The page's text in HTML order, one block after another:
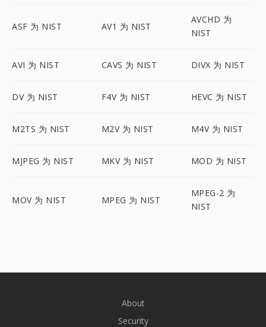
ASF 为 NIST AV1 为 NIST
AVCHD 为
NIST
AVI 为 NIST CAVS 为 NIST DIVX 为 NIST
DV 为 NIST F4V 为 NIST HEVC 为 NIST
M2TS 为 NIST M2V 为 NIST M4V 为 NIST
MJPEG 为 NIST MKV 为 NIST MOD 为 NIST
MOV 为 NIST MPEG 为 NIST
MPEG-2 为
NIST
About
Security